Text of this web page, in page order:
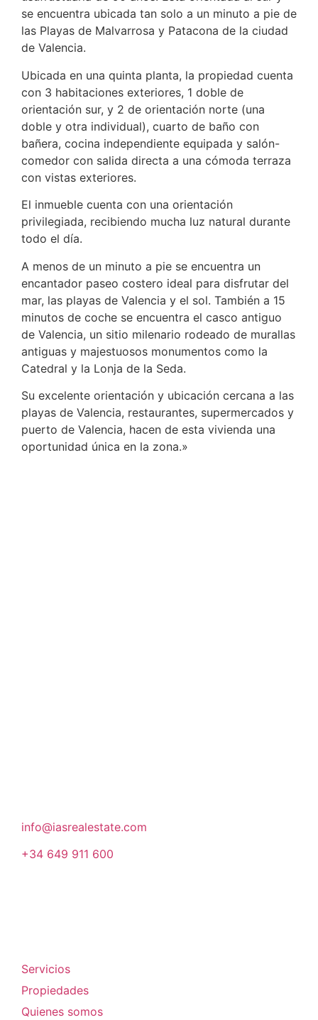
se encuentra ubicada tan solo a un minuto a pie de
las Playas de Malvarrosa y Patacona de la ciudad
de Valencia.
Ubicada en una quinta planta, la propiedad cuenta
con 3 habitaciones exteriores, 1 doble de
orientación sur, y 2 de orientación norte (una
doble y otra individual), cuarto de baño con
bañera, cocina independiente equipada y salón-
comedor con salida directa a una cómoda terraza
con vistas exteriores.
El inmueble cuenta con una orientación
privilegiada, recibiendo mucha luz natural durante
todo el día.
A menos de un minuto a pie se encuentra un
encantador paseo costero ideal para disfrutar del
mar, las playas de Valencia y el sol. También a 15
minutos de coche se encuentra el casco antiguo
de Valencia, un sitio milenario rodeado de murallas
antiguas y majestuosos monumentos como la
Catedral y la Lonja de la Seda.
Su excelente orientación y ubicación cercana a las
playas de Valencia, restaurantes, supermercados y
puerto de Valencia, hacen de esta vivienda una
oportunidad única en la zona.»
info@iasrealestate.com
+34 649 911 600
Servicios
Propiedades
Quienes somos